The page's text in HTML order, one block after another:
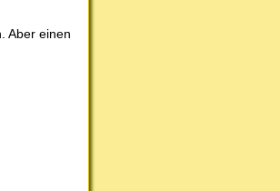
Aber einen